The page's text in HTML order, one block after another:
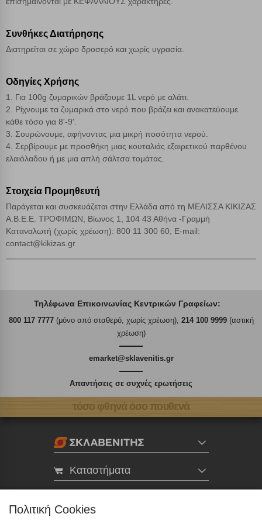
Συνθήκες Διατήρησης
Διατηρείται σε χώρο δροσερό και χωρίς υγρασία.
Οδηγίες Χρήσης
1. Για 100g ζυμαρικών βράζουμε 1L νερό με αλάτι.
2. Ρίχνουμε τα ζυμαρικά στο νερό που βράζει και ανακατεύουμε
κάθε τόσο για 8'-9'.
3. Σουρώνουμε, αφήνοντας μια μικρή ποσότητα νερού.
4. Σερβίρουμε με προσθήκη μιας κουταλιάς εξαιρετικού παρθένου
ελαιόλαδου ή με μια απλή σάλτσα τομάτας.
Στοιχεία Προμηθευτή
Παράγεται και συσκευάζεται στην Ελλάδα από τη ΜΕΛΙΣΣΑ ΚΙΚΙΖΑΣ
Α.Β.Ε.Ε. ΤΡΟΦΙΜΩΝ, Βίωνος 1, 104 43 Αθήνα -Γραμμή
Καταναλωτή (χωρίς χρέωση): 800 11 300 60, E-mail:
contact@kikizas.gr
Τηλέφωνα Επικοινωνίας Κεντρικών Γραφείων:
800 117 7777(μόνο από σταθερό, χωρίς χρέωση), 214 100 9999(αστική
χρέωση)
emarket@sklavenitis.gr
Απαντήσεις σε συχνές ερωτήσεις
τόσο φθηνά όσο πουθενά
Καταστήματα
Πολιτική Cookies
Αποδοχή όλων